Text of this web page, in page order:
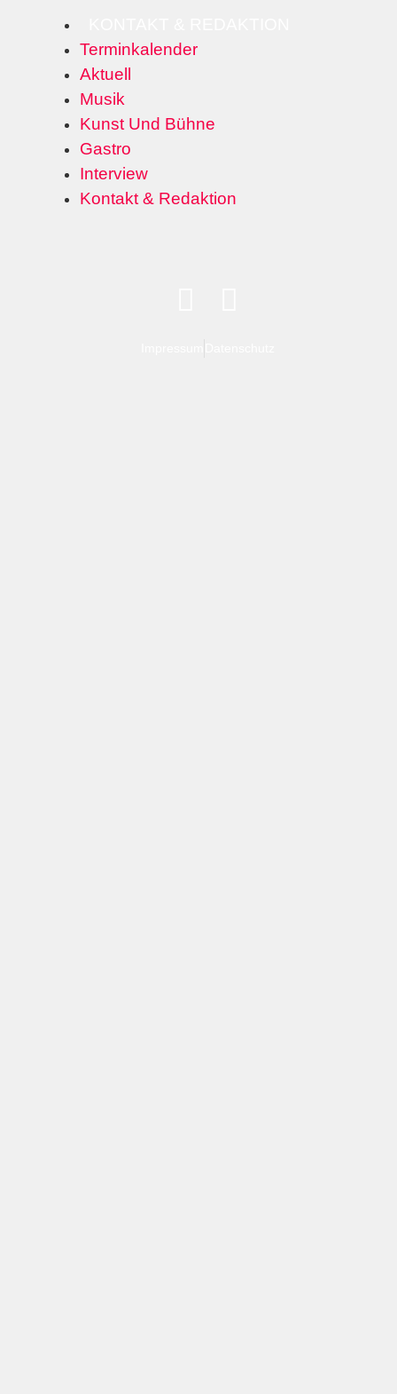
Terminkalender
Aktuell
Musik
Kunst Und Bühne
Gastro
Interview
Kontakt & Redaktion